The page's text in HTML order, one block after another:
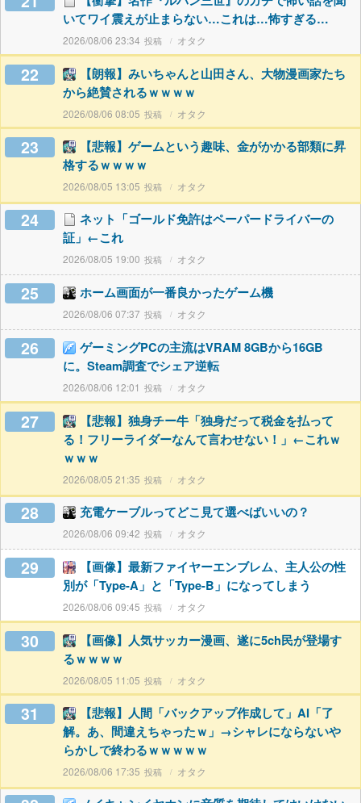
いてワイ震えが止まらない…これは…怖すぎる…
2026/08/06 23:34 オタク
22
【朗報】みいちゃんと山田さん、大物漫画家たち
から絶賛されるｗｗｗｗ
2026/08/06 08:05 オタク
23
【悲報】ゲームという趣味、金がかかる部類に昇
格するｗｗｗｗ
2026/08/05 13:05 オタク
24
ネット「ゴールド免許はペーパードライバーの
証」←これ
2026/08/05 19:00 オタク
25 ホーム画面が一番良かったゲーム機
2026/08/06 07:37 オタク
26
ゲーミングPCの主流はVRAM 8GBから16GB
に。Steam調査でシェア逆転
2026/08/06 12:01 オタク
27
【悲報】独身チー牛「独身だって税金を払って
る！フリーライダーなんて言わせない！」←これｗ
ｗｗｗ
2026/08/05 21:35 オタク
28 充電ケーブルってどこ見て選べばいいの？
2026/08/06 09:42 オタク
29
【画像】最新ファイヤーエンブレム、主人公の性
別が「Type-A」と「Type-B」になってしまう
2026/08/06 09:45 オタク
30
【画像】人気サッカー漫画、遂に5ch民が登場す
るｗｗｗｗ
2026/08/05 11:05 オタク
31
【悲報】人間「バックアップ作成して」AI「了
解。あ、間違えちゃったｗ」→シャレにならないや
らかしで終わるｗｗｗｗｗ
2026/08/06 17:35 オタク